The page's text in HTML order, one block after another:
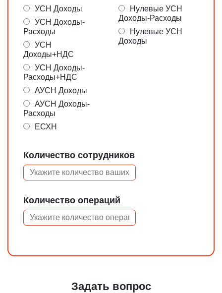
УСН Доходы
УСН Доходы-
Расходы
УСН
Доходы+НДС
УСН Доходы-
Расходы+НДС
АУСН Доходы
АУСН Доходы-
Расходы
ЕСХН
Нулевые УСН
Доходы-Расходы
Нулевые УСН
Доходы
Количество сотрудников
Количество операций
Задать вопрос